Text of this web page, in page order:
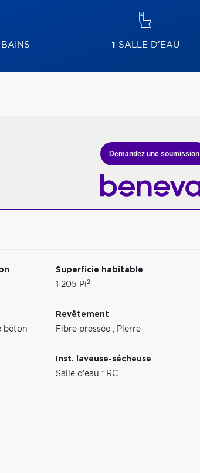
1 SALLE D'EAU
Demandez une soumission
Superficie habitable
1 205 Pi2
béton
Revêtement
Fibre pressée , Pierre
Inst. laveuse-sécheuse
Salle d'eau : RC